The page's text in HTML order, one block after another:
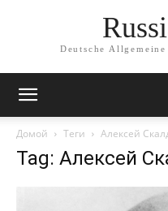
Deutsche
Домой Теги Алексей
Tag: Алексей